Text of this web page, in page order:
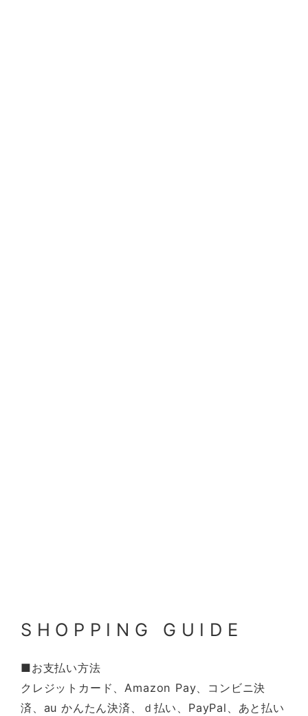
SHOPPING GUIDE
■お支払い方法
クレジットカード、Amazon Pay、コンビニ決
済、au かんたん決済、ｄ払い、PayPal、あと払い